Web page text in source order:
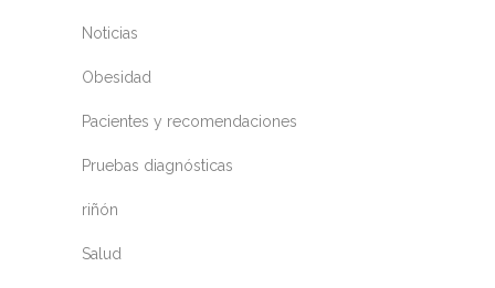
Noticias
Obesidad
Pacientes y recomendaciones
Pruebas diagnósticas
riñón
Salud